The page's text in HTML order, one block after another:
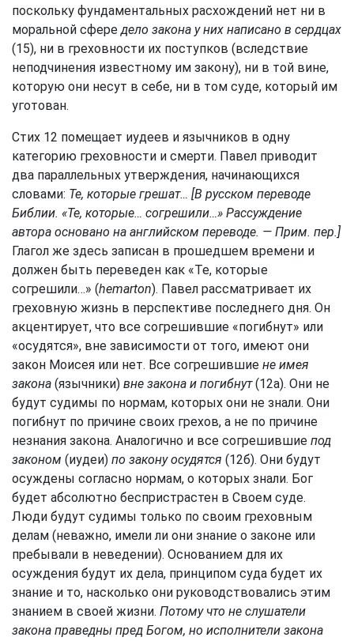
поскольку фундаментальных расхождений нет ни в
моральной сфередело закона у них написано в сердцах
(15), ни в греховности их поступков (вследствие
неподчинения известному им закону), ни в той вине,
которую они несут в себе, ни в том суде, который им
уготован.
Стих 12 помещает иудеев и язычников в одну
категорию греховности и смерти. Павел приводит
два параллельных утверждения, начинающихся
словами: Те, которые грешат… [В русском переводе
Библии. «Те, которые… согрешили…» Рассуждение
автора основано на английском переводе. — Прим. пер.]
Глагол же здесь записан в прошедшем времени и
должен быть переведен как «Те, которые
согрешили…» (hemarton). Павел рассматривает их
греховную жизнь в перспективе последнего дня. Он
акцентирует, что все согрешившие «погибнут» или
«осудятся», вне зависимости от того, имеют они
закон Моисея или нет. Все согрешившие не имея
закона (язычники) вне закона и погибнут(12а). Они не
будут судимы по нормам, которых они не знали. Они
погибнут по причине своих грехов, а не по причине
незнания закона. Аналогично и все согрешившие под
законом (иудеи) по закону осудятся (12б). Они будут
осуждены согласно нормам, о которых знали. Бог
будет абсолютно беспристрастен в Своем суде.
Люди будут судимы только по своим греховным
делам (неважно, имели ли они знание о законе или
пребывали в неведении). Основанием для их
осуждения будут их дела, принципом суда будет их
знание и то, насколько они руководствовались этим
знанием в своей жизни. Потому что не слушатели
закона праведны пред Богом, но исполнители закона